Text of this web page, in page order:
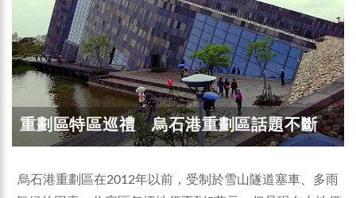
重劃區特區巡禮 烏石港重劃區話題不斷
烏石港重劃區在2012年以前，受制於雪山隧道塞車、多雨